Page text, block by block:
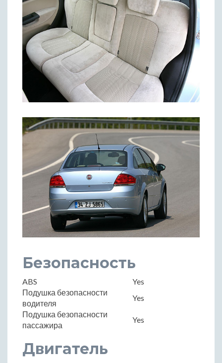
Безопасность
ABS
Yes
Подушка безопасности
водителя
Yes
Подушка безопасности
пассажира
Yes
Двигатель